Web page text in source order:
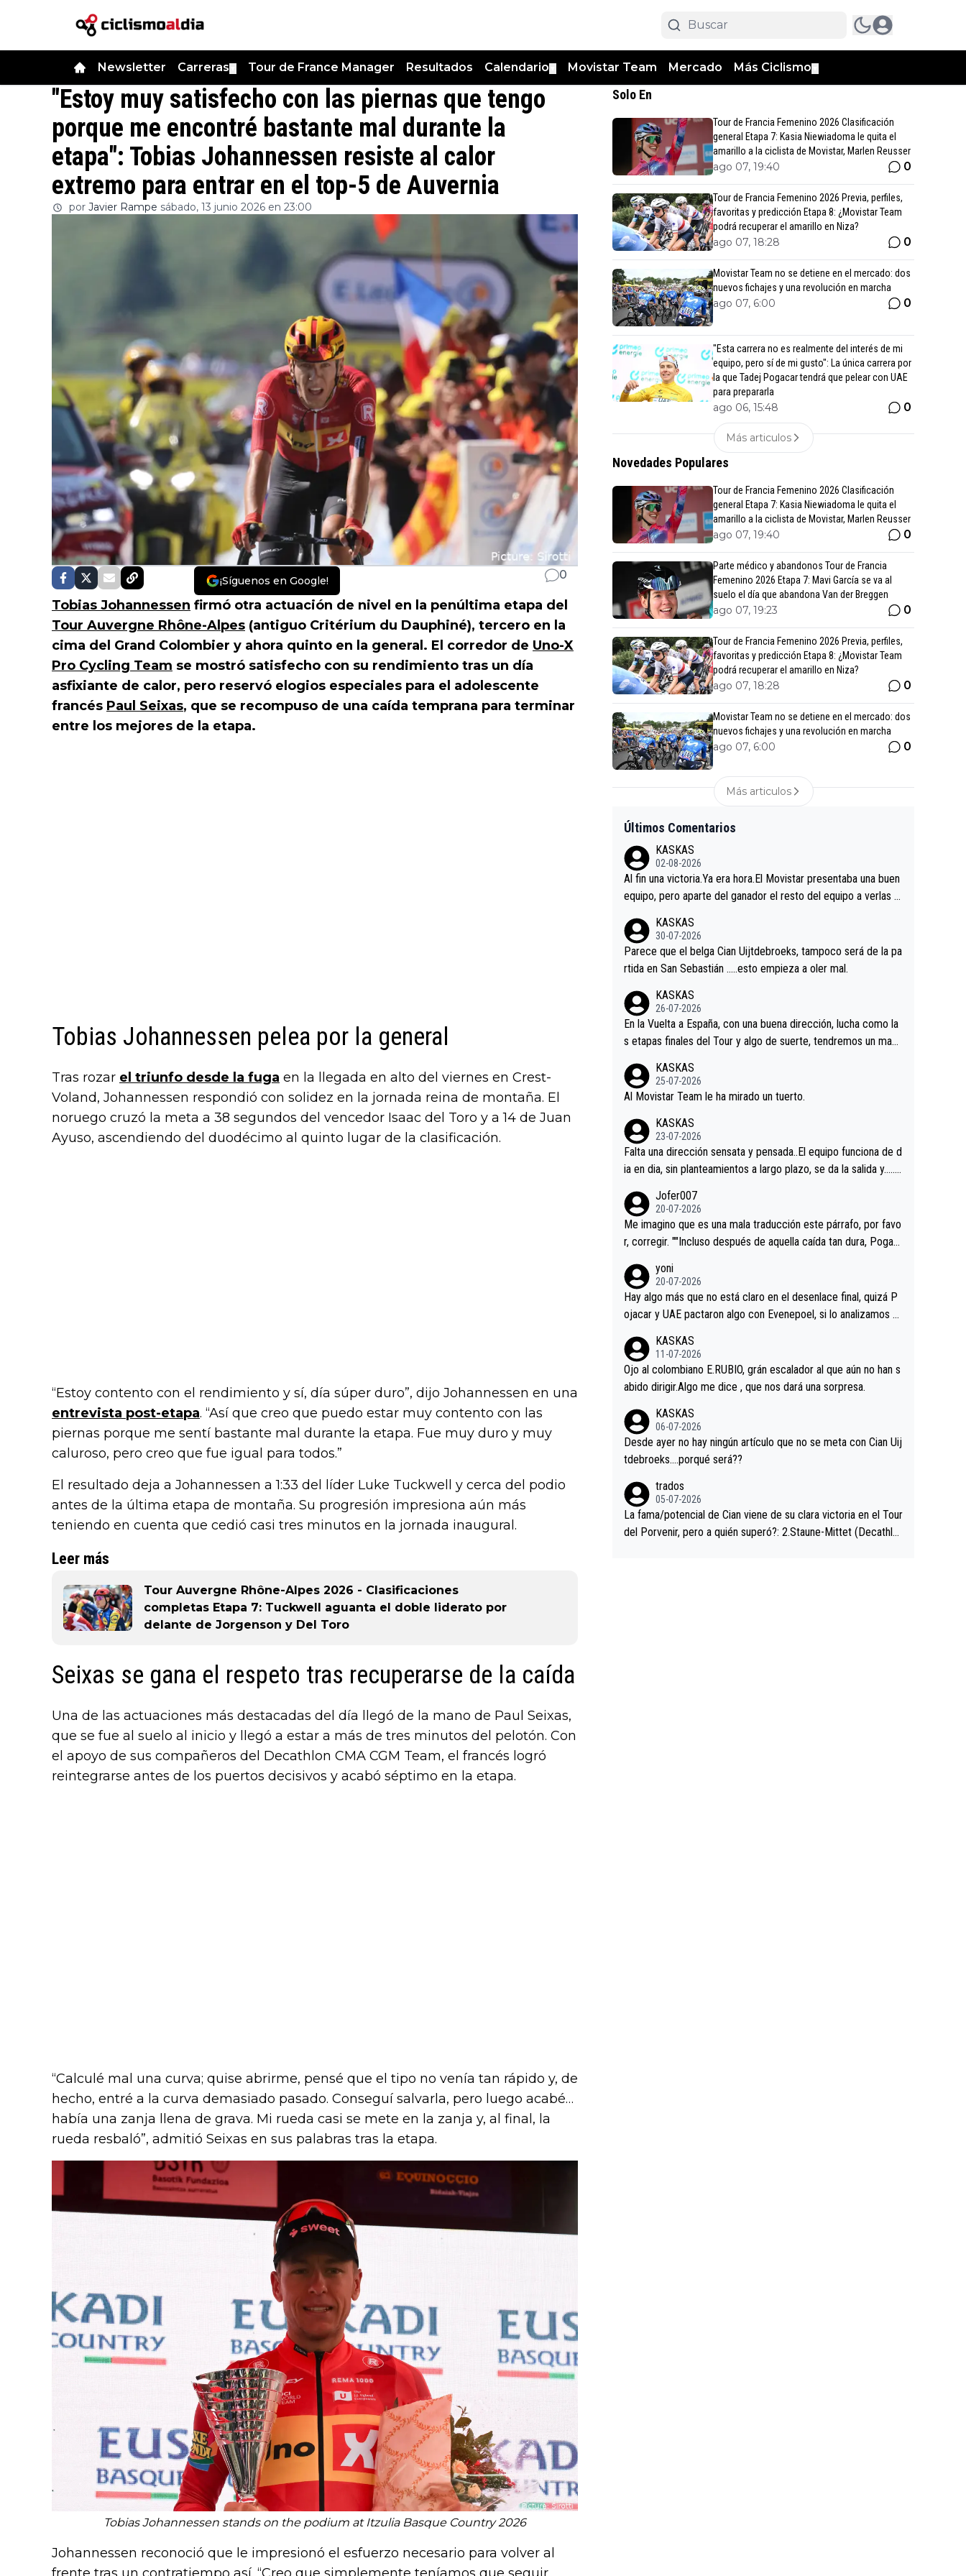
Newsletter Carreras Tour de France Manager Resultados Calendario Movistar Team Mercado Más Ciclismo
"Estoy muy satisfecho con las piernas que tengo
porque me encontré bastante mal durante la
etapa": Tobias Johannessen resiste al calor
extremo para entrar en el top-5 de Auvernia
por Javier Rampe sábado, 13 junio 2026 en 23:00
¡Síguenos en Google! 0
Tobias Johannessen firmó otra actuación de nivel en la penúltima etapa del
Tour Auvergne Rhône-Alpes (antiguo Critérium du Dauphiné), tercero en la
cima del Grand Colombier y ahora quinto en la general. El corredor de Uno-X
Pro Cycling Team se mostró satisfecho con su rendimiento tras un día
asfixiante de calor, pero reservó elogios especiales para el adolescente
francés Paul Seixas, que se recompuso de una caída temprana para terminar
entre los mejores de la etapa.
Tobias Johannessen pelea por la general
Tras rozar el triunfo desde la fuga en la llegada en alto del viernes en Crest-
Voland, Johannessen respondió con solidez en la jornada reina de montaña. El
noruego cruzó la meta a 38 segundos del vencedor Isaac del Toro y a 14 de Juan
Ayuso, ascendiendo del duodécimo al quinto lugar de la clasificación.
“Estoy contento con el rendimiento y sí, día súper duro”, dijo Johannessen en una
entrevista post-etapa. “Así que creo que puedo estar muy contento con las
piernas porque me sentí bastante mal durante la etapa. Fue muy duro y muy
caluroso, pero creo que fue igual para todos.”
El resultado deja a Johannessen a 1:33 del líder Luke Tuckwell y cerca del podio
antes de la última etapa de montaña. Su progresión impresiona aún más
teniendo en cuenta que cedió casi tres minutos en la jornada inaugural.
Leer más
Tour Auvergne Rhône-Alpes 2026 - Clasificaciones
completas Etapa 7: Tuckwell aguanta el doble liderato por
delante de Jorgenson y Del Toro
Seixas se gana el respeto tras recuperarse de la caída
Una de las actuaciones más destacadas del día llegó de la mano de Paul Seixas,
que se fue al suelo al inicio y llegó a estar a más de tres minutos del pelotón. Con
el apoyo de sus compañeros del Decathlon CMA CGM Team, el francés logró
reintegrarse antes de los puertos decisivos y acabó séptimo en la etapa.
“Calculé mal una curva; quise abrirme, pensé que el tipo no venía tan rápido y, de
hecho, entré a la curva demasiado pasado. Conseguí salvarla, pero luego acabé…
había una zanja llena de grava. Mi rueda casi se mete en la zanja y, al final, la
rueda resbaló”, admitió Seixas en sus palabras tras la etapa.
Tobias Johannessen stands on the podium at Itzulia Basque Country 2026
Johannessen reconoció que le impresionó el esfuerzo necesario para volver al
Solo En
Tour de Francia Femenino 2026 Clasificación
general Etapa 7: Kasia Niewiadoma le quita el
amarillo a la ciclista de Movistar, Marlen Reusser
ago 07, 19:40 0
Tour de Francia Femenino 2026 Previa, perfiles,
favoritas y predicción Etapa 8: ¿Movistar Team
podrá recuperar el amarillo en Niza?
ago 07, 18:28 0
Movistar Team no se detiene en el mercado: dos
nuevos fichajes y una revolución en marcha
ago 07, 6:00 0
"Esta carrera no es realmente del interés de mi
equipo, pero sí de mi gusto": La única carrera por
la que Tadej Pogacar tendrá que pelear con UAE
para prepararla
ago 06, 15:48 0
Más articulos
Novedades Populares
Tour de Francia Femenino 2026 Clasificación
general Etapa 7: Kasia Niewiadoma le quita el
amarillo a la ciclista de Movistar, Marlen Reusser
ago 07, 19:40 0
Parte médico y abandonos Tour de Francia
Femenino 2026 Etapa 7: Mavi García se va al
suelo el día que abandona Van der Breggen
ago 07, 19:23 0
Tour de Francia Femenino 2026 Previa, perfiles,
favoritas y predicción Etapa 8: ¿Movistar Team
podrá recuperar el amarillo en Niza?
ago 07, 18:28 0
Movistar Team no se detiene en el mercado: dos
nuevos fichajes y una revolución en marcha
ago 07, 6:00 0
Más articulos
Últimos Comentarios
KASKAS
02-08-2026
Al fin una victoria.Ya era hora.El Movistar presentaba una buen
equipo, pero aparte del ganador el resto del equipo a verlas v
es.La única buena noticia es la mejoría de Enric Más en San S
ebastian.Si en la Vuelta a Burgos sigue la mejoría, podríamos t
ener alguna sorpresa en la Vuelta.Ojalá.
KASKAS
30-07-2026
Parece que el belga Cian Uijtdebroeks, tampoco será de la pa
rtida en San Sebastián …..esto empieza a oler mal.
KASKAS
26-07-2026
En la Vuelta a España, con una buena dirección, lucha como la
s etapas finales del Tour y algo de suerte, tendremos un magn
KASKAS
25-07-2026
Al Movistar Team le ha mirado un tuerto.
KASKAS
23-07-2026
Falta una dirección sensata y pensada..El equipo funciona de d
ia en dia, sin planteamientos a largo plazo, se da la salida y…..v
a, Minguez, Velez etc etc.Me da pena vivir estos momentos t
an tristes sin victorias.
Jofer007
20-07-2026
Me imagino que es una mala traducción este párrafo, por favo
r, corregir. ""Incluso después de aquella caída tan dura, Pogac
rd permaneció pegado a su rueda. Parecía increíble la forma
en la que era capaz de controlar el miedo", recordó."
yoni
20-07-2026
Hay algo más que no está claro en el desenlace final, quizá P
ojacar y UAE pactaron algo con Evenepoel, si lo analizamos P
casi sin pedalear, luego está el saludo con Evenepoel dándose
la mano de una manera muy fraternal, más allá de los típicos t
oques en el hombro con que saludaba a Vingegard. Ahí hubo u
o aprieta, a ver si por querer poner a Del Toro con calzador e
n posición de podio UAE y Pojacar se van complicar el tour.
KASKAS
11-07-2026
Ojo al colombiano E.RUBIO, grán escalador al que aún no han s
abido dirigir.Algo me dice , que nos dará una sorpresa.
KASKAS
06-07-2026
Desde ayer no hay ningún artículo que no se meta con Cian Uij
tdebroeks….porqué será??
trados
05-07-2026
La fama/potencial de Cian viene de su clara victoria en el Tour
del Porvenir, pero a quién superó?: 2.Staune-Mittet (Decathlo